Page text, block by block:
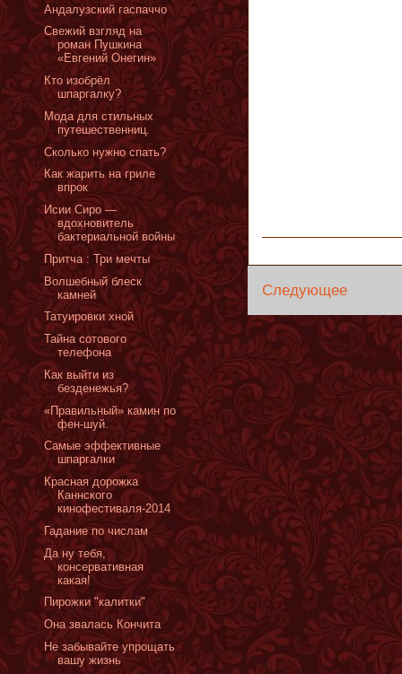
Следующее
Андалузский гаспаччо
Свежий взгляд на
роман Пушкина
«Евгений Онегин»
Кто изобрёл
шпаргалку?
Мода для стильных
путешественниц.
Сколько нужно спать?
Как жарить на гриле
впрок
Исии Сиро —
вдохновитель
бактериальной войны
Притча : Три мечты
Волшебный блеск
камней
Татуировки хной
Тайна сотового
телефона
Как выйти из
безденежья?
«Правильный» камин по
фен-шуй.
Самые эффективные
шпаргалки
Красная дорожка
Каннского
кинофестиваля-2014
Гадание по числам
Да ну тебя,
консервативная
какая!
Пирожки "калитки"
Она звалась Кончита
Не забывайте упрощать
вашу жизнь